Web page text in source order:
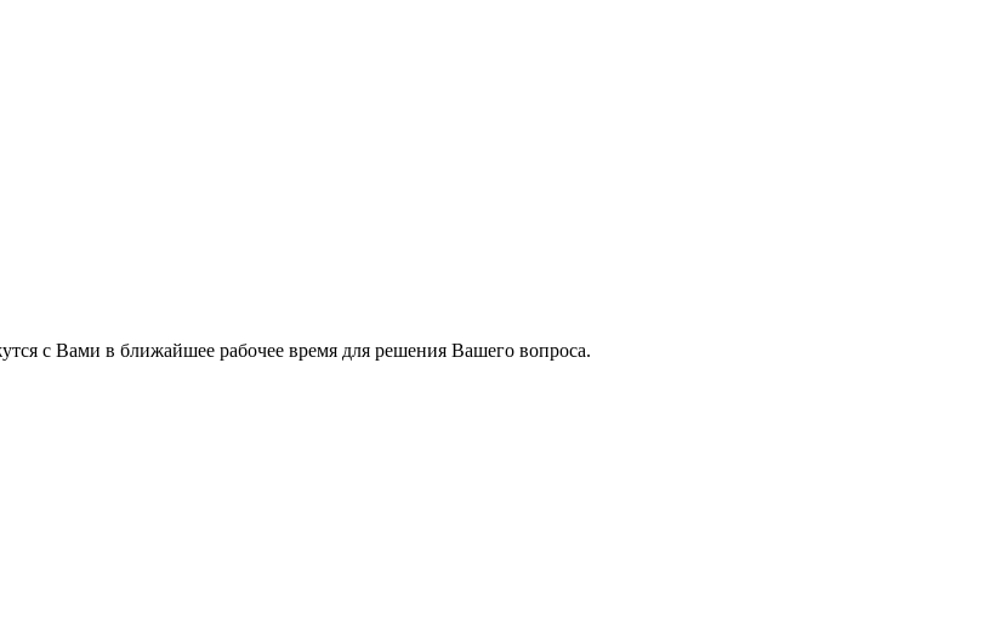
с Вами в ближайшее рабочее время для решения Вашего вопроса.